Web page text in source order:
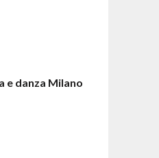
e danza Milano